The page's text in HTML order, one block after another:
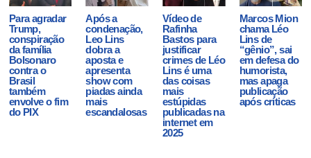
Para agradar
Trump,
conspiração
da família
Bolsonaro
contra o
Brasil
também
envolve o fim
do PIX
Após a
condenação,
Leo Lins
dobra a
aposta e
apresenta
show com
piadas ainda
mais
escandalosas
Vídeo de
Rafinha
Bastos para
justificar
crimes de Léo
Lins é uma
das coisas
mais
estúpidas
publicadas na
internet em
2025
Marcos Mion
chama Léo
Lins de
“gênio”, sai
em defesa do
humorista,
mas apaga
publicação
após críticas